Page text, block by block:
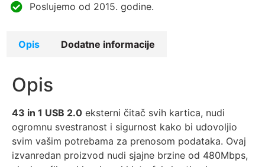
Poslujemo od 2015. godine.
Opis Dodatne informacije
Opis
43 in 1 USB 2.0 eksterni čitač svih kartica, nudi
ogromnu svestranost i sigurnost kako bi udovoljio
svim vašim potrebama za prenosom podataka. Ovaj
izvanredan proizvod nudi sjajne brzine od 480Mbps,